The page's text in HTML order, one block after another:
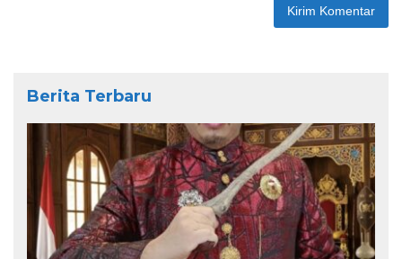
Berita Terbaru